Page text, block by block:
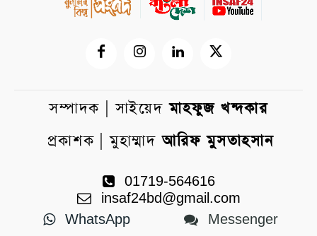
সম্পাদক | সাইয়েদমাহফুজ খন্দকার
প্রকাশক | মুহাম্মাদআরিফ মুসতাহসান
01719-564616
insaf24bd@gmail.com
WhatsApp
Messenger